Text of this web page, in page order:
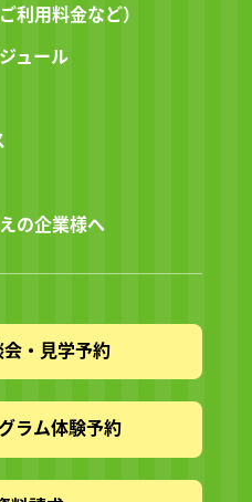
利用料金など）
ュール
の企業様へ
・見学予約
ラム体験予約